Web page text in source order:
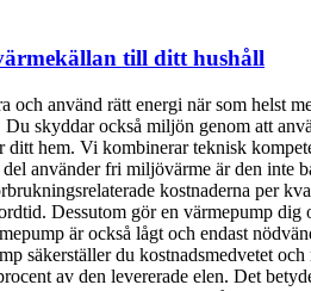
till ditt hushåll
och använd rätt energi när som helst
skyddar också miljön genom att
hem. Vi kombinerar teknisk
använder fri miljövärme är den
kostnaderna per
Dessutom gör en värmepump
är också lågt och endast
säkerställer du kostnadsmedvetet
av den levererade elen. Det